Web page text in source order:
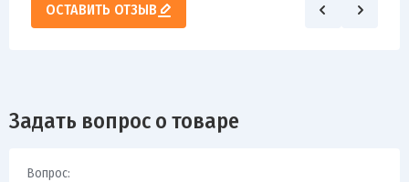
ОСТАВИТЬ ОТЗЫВ
Задать вопрос о товаре
Вопрос: